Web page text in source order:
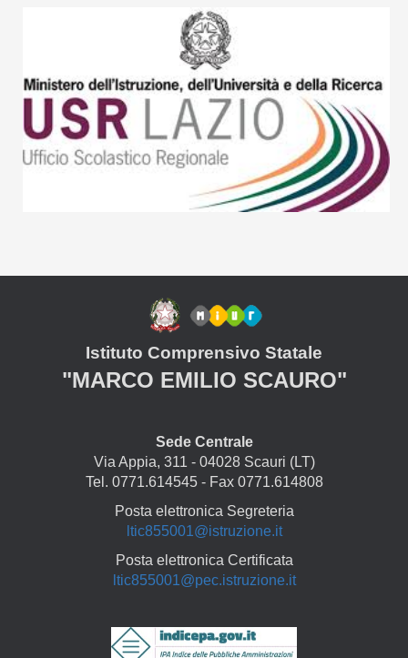
Istituto Comprensivo Statale
"MARCO EMILIO SCAURO"
Sede Centrale
Via Appia, 311 - 04028 Scauri (LT)
Tel. 0771.614545 - Fax 0771.614808
Posta elettronica Segreteria
ltic855001@istruzione.it
Posta elettronica Certificata
ltic855001@pec.istruzione.it